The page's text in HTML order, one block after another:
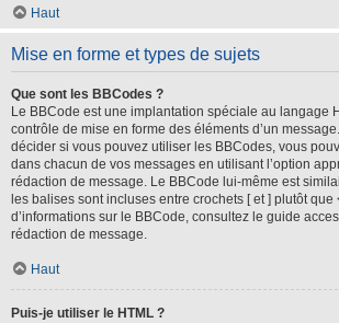
Haut
Mise en forme et types de sujets
Que sont les BBCodes ?
Le BBCode est une implantation spéciale au langage
contrôle de mise en forme des éléments d’un
décider si vous pouvez utiliser les BBCodes, vous
dans chacun de vos messages en utilisant l’option
rédaction de message. Le BBCode lui-même est
les balises sont incluses entre crochets [ et ] plutôt que
d’informations sur le BBCode, consultez le guide
rédaction de message.
Haut
Puis-je utiliser le HTML ?